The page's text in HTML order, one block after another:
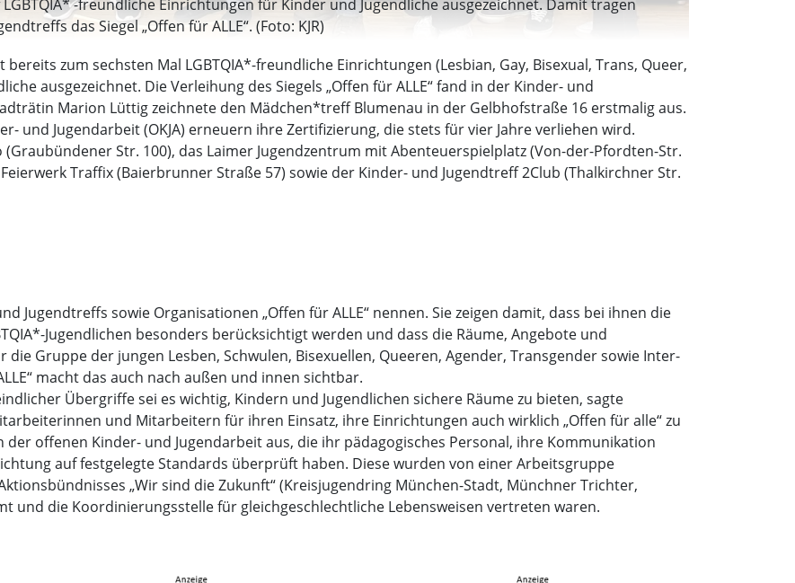
-freundliche Einrichtungen für Kinder und Jugendliche ausgezeichnet. Damit tragen
das Siegel „Offen für ALLE“. (Foto: KJR)
zum sechsten Mal LGBTQIA*-freundliche Einrichtungen (Lesbian, Gay, Bisexual, Trans, Queer,
ausgezeichnet. Die Verleihung des Siegels „Offen für ALLE“ fand in der Kinder- und
Marion Lüttig zeichnete den Mädchen*treff Blumenau in der Gelbhofstraße 16 erstmalig aus.
und Jugendarbeit (OKJA) erneuern ihre Zertifizierung, die stets für vier Jahre verliehen wird.
Str. 100), das Laimer Jugendzentrum mit Abenteuerspielplatz (Von-der-Pfordten-Str.
Traffix (Baierbrunner Straße 57) sowie der Kinder- und Jugendtreff 2Club (Thalkirchner Str.
Jugendtreffs sowie Organisationen „Offen für ALLE“ nennen. Sie zeigen damit, dass bei ihnen die
Jugendlichen besonders berücksichtigt werden und dass die Räume, Angebote und
Gruppe der jungen Lesben, Schwulen, Bisexuellen, Queeren, Agender, Transgender sowie Inter-
macht das auch nach außen und innen sichtbar.
Übergriffe sei es wichtig, Kindern und Jugendlichen sichere Räume zu bieten, sagte
und Mitarbeitern für ihren Einsatz, ihre Einrichtungen auch wirklich „Offen für alle“ zu
offenen Kinder- und Jugendarbeit aus, die ihr pädagogisches Personal, ihre Kommunikation
auf festgelegte Standards überprüft haben. Diese wurden von einer Arbeitsgruppe
„Wir sind die Zukunft“ (Kreisjugendring München-Stadt, Münchner Trichter,
und die Koordinierungsstelle für gleichgeschlechtliche Lebensweisen vertreten waren.